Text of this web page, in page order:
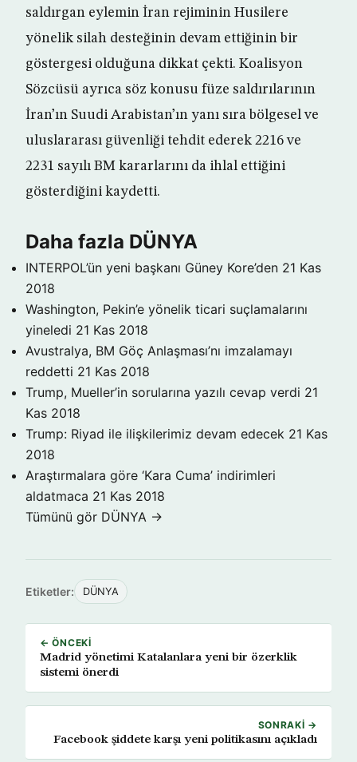
saldırgan eylemin İran rejiminin Husilere
yönelik silah desteğinin devam ettiğinin bir
göstergesi olduğuna dikkat çekti. Koalisyon
Sözcüsü ayrıca söz konusu füze saldırılarının
İran’ın Suudi Arabistan’ın yanı sıra bölgesel ve
uluslararası güvenliği tehdit ederek 2216 ve
2231 sayılı BM kararlarını da ihlal ettiğini
gösterdiğini kaydetti.
Daha fazla DÜNYA
INTERPOL’ün yeni başkanı Güney Kore’den 21 Kas
2018
Washington, Pekin’e yönelik ticari suçlamalarını
yineledi 21 Kas 2018
Avustralya, BM Göç Anlaşması’nı imzalamayı
reddetti 21 Kas 2018
Trump, Mueller’in sorularına yazılı cevap verdi 21
Kas 2018
Trump: Riyad ile ilişkilerimiz devam edecek 21 Kas
2018
Araştırmalara göre ‘Kara Cuma’ indirimleri
aldatmaca 21 Kas 2018
Tümünü gör DÜNYA →
Etiketler: DÜNYA
← ÖNCEKI
Madrid yönetimi Katalanlara yeni bir özerklik
sistemi önerdi
SONRAKI →
Facebook şiddete karşı yeni politikasını açıkladı